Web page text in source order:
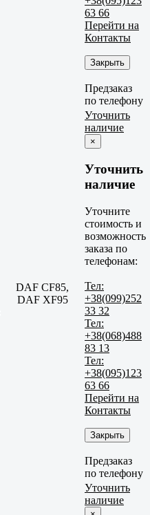
63 66
Перейти на
Контакты
Закрыть
Предзаказ
по телефону
DAF CF85,
DAF XF95
Уточнить
наличие
×
Уточнить
наличие
Уточните
стоимость и
возможность
заказа по
телефонам:
Тел:
+38(099)252
33 32
Тел:
+38(068)488
83 13
Тел:
+38(095)123
63 66
Перейти на
Контакты
Закрыть
Предзаказ
по телефону
Уточнить
наличие